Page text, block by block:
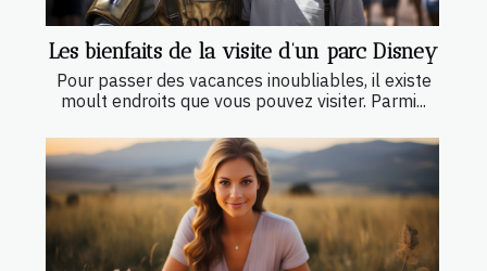
Les bienfaits de la visite d’un parc Disney
Pour passer des vacances inoubliables, il existe
moult endroits que vous pouvez visiter. Parmi...